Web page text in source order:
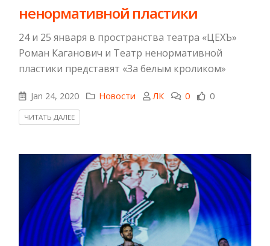
ненормативной пластики
24 и 25 января в пространства театра «ЦЕХЪ»
Роман Каганович и Театр ненормативной
пластики представят «За белым кроликом»
Jan 24, 2020 Новости ЛК 0 0
ЧИТАТЬ ДАЛЕЕ